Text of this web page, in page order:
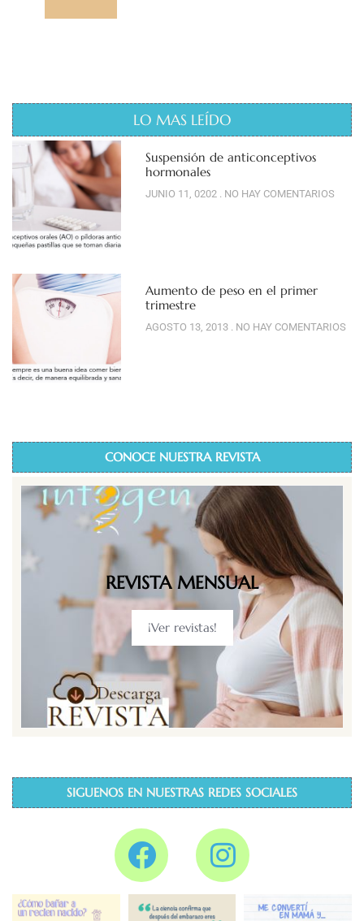
LO MAS LEÍDO
Suspensión de anticonceptivos
hormonales
JUNIO 11, 0202 NO HAY COMENTARIOS
Aumento de peso en el primer
trimestre
AGOSTO 13, 2013 NO HAY COMENTARIOS
CONOCE NUESTRA REVISTA
REVISTA MENSUAL
¡Ver revistas!
SIGUENOS EN NUESTRAS REDES SOCIALES